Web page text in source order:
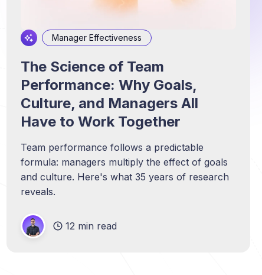
Manager Effectiveness
The Science of Team
Performance: Why Goals,
Culture, and Managers All
Have to Work Together
Team performance follows a predictable
formula: managers multiply the effect of goals
and culture. Here's what 35 years of research
reveals.
12 min read